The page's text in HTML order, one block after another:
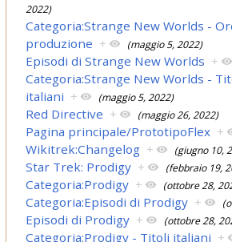
2022)
Categoria:Strange New Worlds -
produzione + (maggio 5, 2022)
Episodi di Strange New Worlds +
Categoria:Strange New Worlds -
italiani + (maggio 5, 2022)
Red Directive + (maggio 26, 2022)
Pagina principale/PrototipoFlex +
Wikitrek:Changelog + (giugno 10,
Star Trek: Prodigy + (febbraio 19,
Categoria:Prodigy + (ottobre 28,
Categoria:Episodi di Prodigy +
Episodi di Prodigy + (ottobre 28,
Categoria:Prodigy - Titoli italiani +